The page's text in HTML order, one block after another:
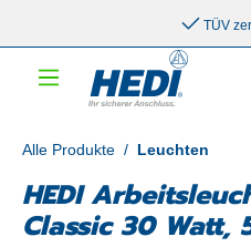
TÜV
Alle Produkte / Leuchten
HEDI
Classic 30 Watt,